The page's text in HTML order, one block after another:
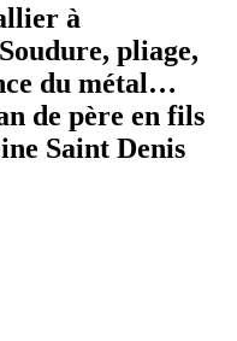
à
pliage,
du métal…
de père en fils
Saint Denis